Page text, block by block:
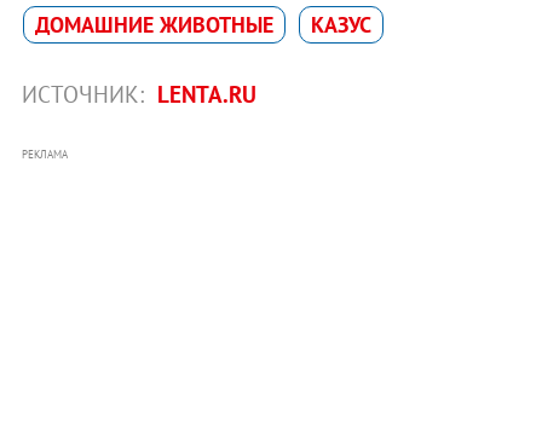
ДОМАШНИЕ ЖИВОТНЫЕ КАЗУС
ИСТОЧНИК: LENTA.RU
РЕКЛАМА